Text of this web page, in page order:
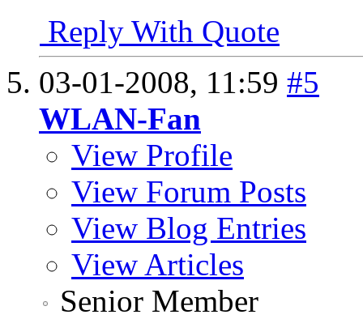
Reply With Quote
03-01-2008, 11:59 #5
WLAN-Fan
View Profile
View Forum Posts
View Blog Entries
View Articles
Senior Member